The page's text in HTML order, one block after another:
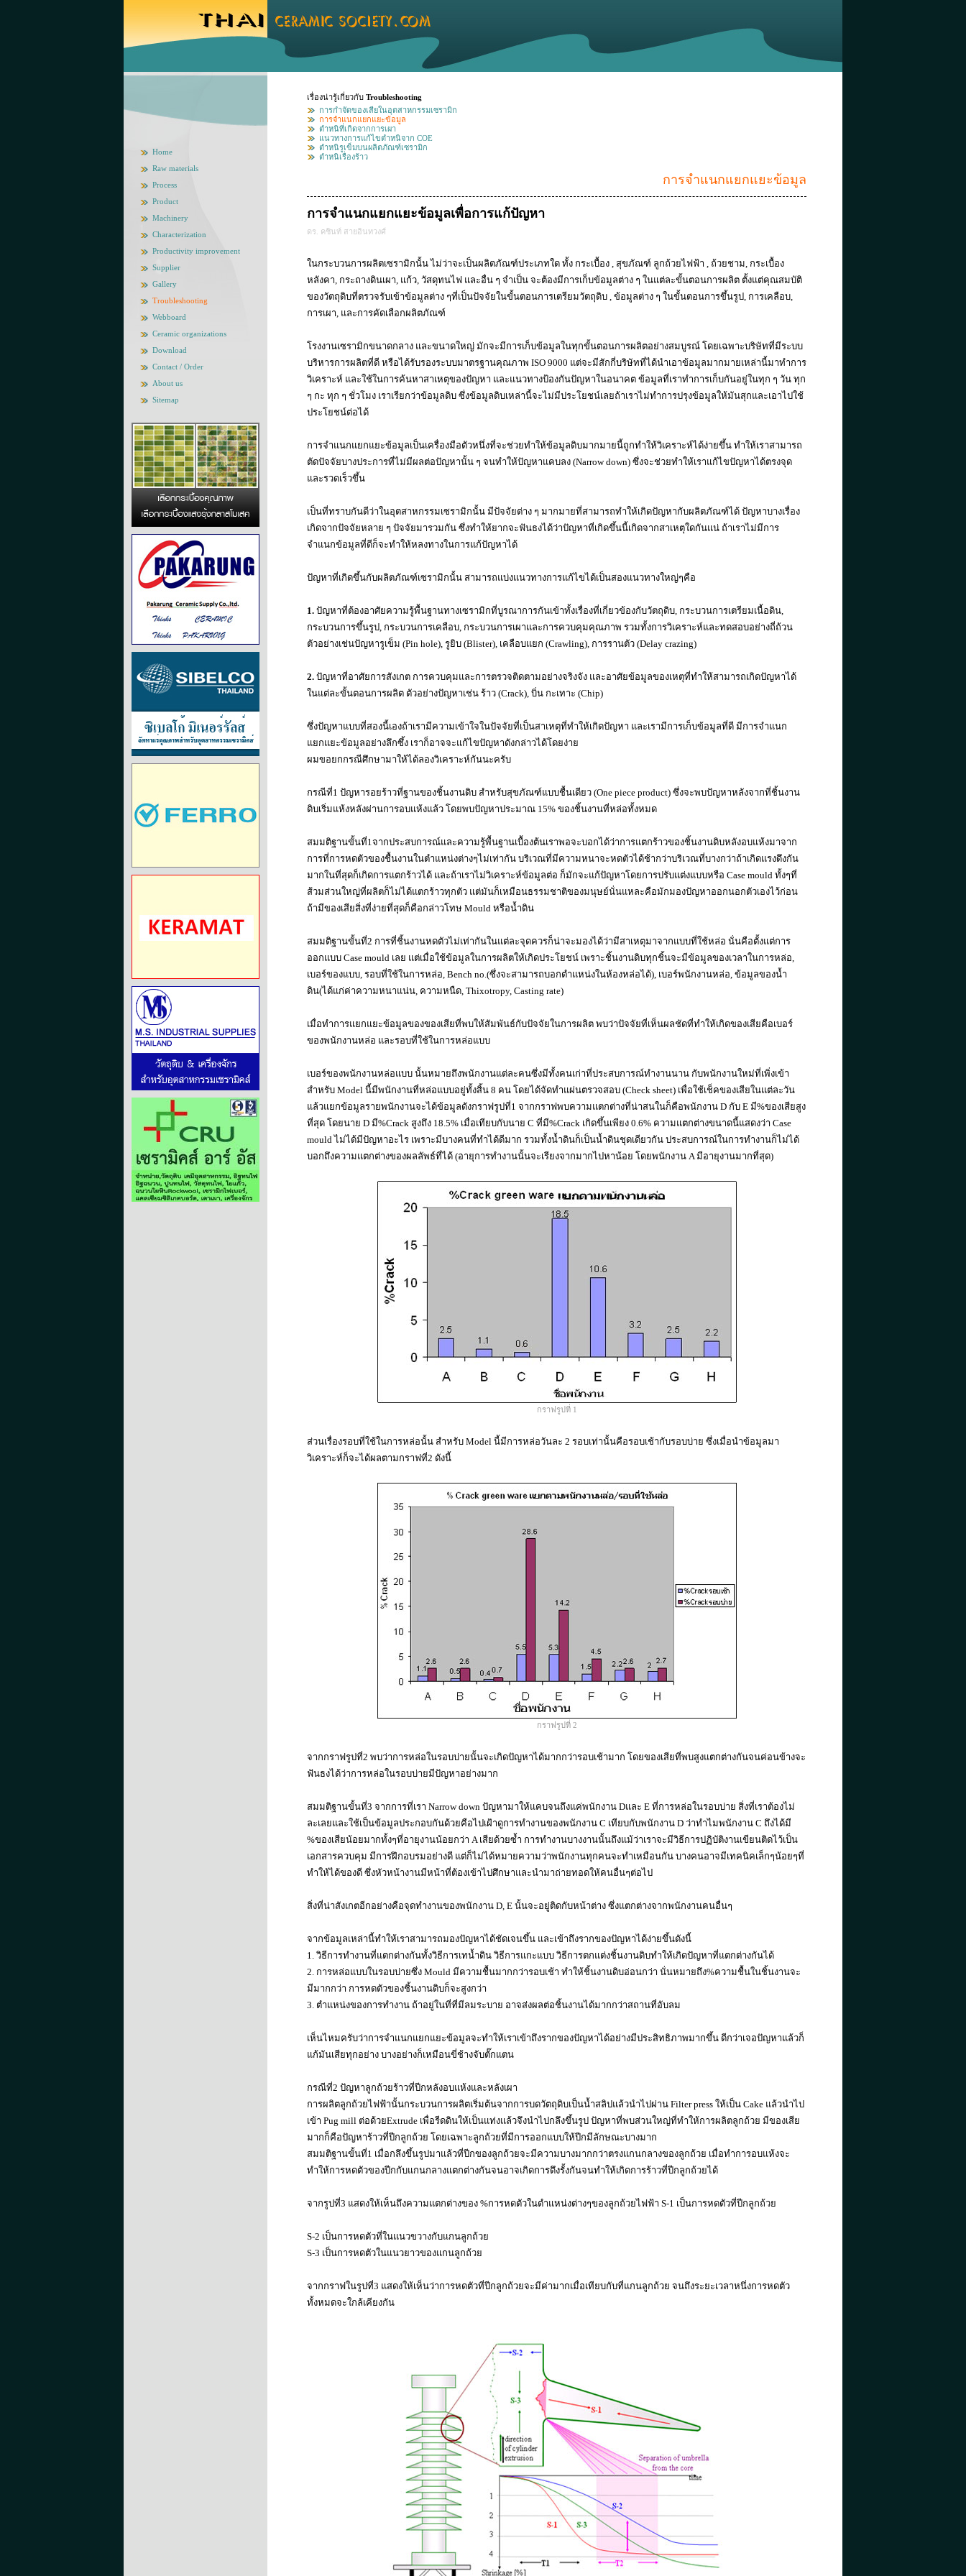
Home
Raw materials
Process
Product
Machinery
Characterization
Productivity improvement
Supplier
Gallery
Troubleshooting
Webboard
Ceramic organizations
Download
Contact / Order
About us
Sitemap
เรื่องน่ารู้เกี่ยวกับ Troubleshooting
การกำจัดของเสียในอุตสาหกรรมเซรามิก
การจำแนกแยกแยะข้อมูล
ตำหนิที่เกิดจากการเผา
แนวทางการแก้ไขตำหนิจาก COE
ตำหนิรูเข็มบนผลิตภัณฑ์เซรามิก
ตำหนิเรื่องร้าว
การจำแนกแยกแยะข้อมูล
การจำแนกแยกแยะข้อมูลเพื่อการแก้ปัญหา
ดร. คชินท์ สายอินทวงศ์
ในกระบวนการผลิตเซรามิกนั้น ไม่ว่าจะเป็นผลิตภัณฑ์ประเภทใด ทั้ง กระเบื้อง , สุขภัณฑ์ ลูกถ้วยไฟฟ้า , ถ้วยชาม, กระเบื้อง
หลังคา, กระถางดินเผา, แก้ว, วัสดุทนไฟ และอื่น ๆ จำเป็น จะต้องมีการเก็บข้อมูลต่าง ๆ ในแต่ละขั้นตอนการผลิต ตั้งแต่คุณสมบัติ
ของวัตถุดิบที่ตรวจรับเข้าข้อมูลต่าง ๆที่เป็นปัจจัยในขั้นตอนการเตรียมวัตถุดิบ , ข้อมูลต่าง ๆ ในขั้นตอนการขึ้นรูป, การเคลือบ,
การเผา, และการคัดเลือกผลิตภัณฑ์
โรงงานเซรามิกขนาดกลาง และขนาดใหญ่ มักจะมีการเก็บข้อมูลในทุกขั้นตอนการผลิตอย่างสมบูรณ์ โดยเฉพาะบริษัทที่มีระบบ
บริหารการผลิตที่ดี หรือได้รับรองระบบมาตรฐานคุณภาพ ISO 9000 แต่จะมีสักกี่บริษัทที่ได้นำเอาข้อมูลมากมายเหล่านี้มาทำการ
วิเคราะห์ และใช้ในการค้นหาสาเหตุของปัญหา และแนวทางป้องกันปัญหาในอนาคต ข้อมูลที่เราทำการเก็บกันอยู่ในทุก ๆ วัน ทุก
ๆ กะ ทุก ๆ ชั่วโมง เราเรียกว่าข้อมูลดิบ ซึ่งข้อมูลดิบเหล่านี้จะไม่มีประโยชน์เลยถ้าเราไม่ทำการปรุงข้อมูลให้มันสุกและเอาไปใช้
ประโยชน์ต่อได้
การจำแนกแยกแยะข้อมูลเป็นเครื่องมือตัวหนึ่งที่จะช่วยทำให้ข้อมูลดิบมากมายนี้ถูกทำให้วิเคราะห์ได้ง่ายขึ้น ทำให้เราสามารถ
ตัดปัจจัยบางประการที่ไม่มีผลต่อปัญหานั้น ๆ จนทำให้ปัญหาแคบลง (Narrow down) ซึ่งจะช่วยทำให้เราแก้ไขปัญหาได้ตรงจุด
และรวดเร็วขึ้น
เป็นที่ทราบกันดีว่าในอุตสาหกรรมเซรามิกนั้น มีปัจจัยต่าง ๆ มากมายที่สามารถทำให้เกิดปัญหากับผลิตภัณฑ์ได้ ปัญหาบางเรื่อง
เกิดจากปัจจัยหลาย ๆ ปัจจัยมารวมกัน ซึ่งทำให้ยากจะฟันธงได้ว่าปัญหาที่เกิดขึ้นนี้เกิดจากสาเหตุใดกันแน่ ถ้าเราไม่มีการ
จำแนกข้อมูลที่ดีก็จะทำให้หลงทางในการแก้ปัญหาได้
ปัญหาที่เกิดขึ้นกับผลิตภัณฑ์เซรามิกนั้น สามารถแบ่งแนวทางการแก้ไขได้เป็นสองแนวทางใหญ่ๆคือ
1. ปัญหาที่ต้องอาศัยความรู้พื้นฐานทางเซรามิกที่บูรณาการกันเข้าทั้งเรื่องที่เกี่ยวข้องกับวัตถุดิบ, กระบวนการเตรียมเนื้อดิน,
กระบวนการขึ้นรูป, กระบวนการเคลือบ, กระบวนการเผาและการควบคุมคุณภาพ รวมทั้งการวิเคราะห์และทดสอบอย่างถี่ถ้วน
ตัวอย่างเช่นปัญหารูเข็ม (Pin hole), รูยิบ (Blister), เคลือบแยก (Crawling), การรานตัว (Delay crazing)
2. ปัญหาที่อาศัยการสังเกต การควบคุมและการตรวจติดตามอย่างจริงจัง และอาศัยข้อมูลของเหตุที่ทำให้สามารถเกิดปัญหาได้
ในแต่ละขั้นตอนการผลิต ตัวอย่างปัญหาเช่น ร้าว (Crack), บิ่น กะเทาะ (Chip)
ซึ่งปัญหาแบบที่สองนี้เองถ้าเรามีความเข้าใจในปัจจัยที่เป็นสาเหตุที่ทำให้เกิดปัญหา และเรามีการเก็บข้อมูลที่ดี มีการจำแนก
แยกแยะข้อมูลอย่างลึกซึ้ง เราก็อาจจะแก้ไขปัญหาดังกล่าวได้โดยง่าย
ผมขอยกกรณีศึกษามาให้ได้ลองวิเคราะห์กันนะครับ
กรณีที่1 ปัญหารอยร้าวที่ฐานของชิ้นงานดิบ สำหรับสุขภัณฑ์แบบชื้นเดียว (One piece product) ซึ่งจะพบปัญหาหลังจากที่ชิ้นงาน
ดิบเริ่มแห้งหลังผ่านการอบแห้งแล้ว โดยพบปัญหาประมาณ 15% ของชิ้นงานที่หล่อทั้งหมด
สมมติฐานขั้นที่1จากประสบการณ์และความรู้พื้นฐานเบื้องต้นเราพอจะบอกได้ว่าการแตกร้าวของชิ้นงานดิบหลังอบแห้งมาจาก
การที่การหดตัวของชื้นงานในตำแหน่งต่างๆไม่เท่ากัน บริเวณที่มีความหนาจะหดตัวได้ช้ากว่าบริเวณที่บางกว่าถ้าเกิดแรงดึงกัน
มากในที่สุดก็เกิดการแตกร้าวได้ และถ้าเราไม่วิเคราะห์ข้อมูลต่อ ก็มักจะแก้ปัญหาโดยการปรับแต่งแบบหรือ Case mould ทั้งๆที่
ส้วมส่วนใหญ่ที่ผลิตก็ไม่ได้แตกร้าวทุกตัว แต่มันก็เหมือนธรรมชาติของมนุษย์นั่นแหละคือมักมองปัญหาออกนอกตัวเองไว้ก่อน
ถ้ามีของเสียสิ่งที่ง่ายที่สุดก็คือกล่าวโทษ Mould หรือน้ำดิน
สมมติฐานขั้นที่2 การที่ชิ้นงานหดตัวไม่เท่ากันในแต่ละจุดควรก็น่าจะมองได้ว่ามีสาเหตุมาจากแบบที่ใช้หล่อ นั่นคือตั้งแต่การ
ออกแบบ Case mould เลย แต่เมื่อใช้ข้อมูลในการผลิตให้เกิดประโยชน์ เพราะชิ้นงานดิบทุกชิ้นจะมีข้อมูลของเวลาในการหล่อ,
เบอร์ของแบบ, รอบที่ใช้ในการหล่อ, Bench no.(ซึ่งจะสามารถบอกตำแหน่งในห้องหล่อได้), เบอร์พนักงานหล่อ, ข้อมูลของน้ำ
ดิน(ได้แก่ค่าความหนาแน่น, ความหนืด, Thixotropy, Casting rate)
เมื่อทำการแยกแยะข้อมูลของของเสียที่พบให้สัมพันธ์กับปัจจัยในการผลิต พบว่าปัจจัยที่เห็นผลชัดที่ทำให้เกิดของเสียคือเบอร์
ของพนักงานหล่อ และรอบที่ใช้ในการหล่อแบบ
เบอร์ของพนักงานหล่อแบบ นั้นหมายถึงพนักงานแต่ละคนซึ่งมีทั้งคนเก่าที่ประสบการณ์ทำงานนาน กับพนักงานใหม่ที่เพิ่งเข้า
สำหรับ Model นี้มีพนักงานที่หล่อแบบอยู่ทั้งสิ้น 8 คน โดยได้จัดทำแผ่นตรวจสอบ (Check sheet) เพื่อใช้เช็คของเสียในแต่ละวัน
แล้วแยกข้อมูลรายพนักงานจะได้ข้อมูลดังกราฟรูปที่1 จากกราฟพบความแตกต่างที่น่าสนในก็คือพนักงาน D กับ E มี%ของเสียสูง
ที่สุด โดยนาย D มี%Crack สูงถึง 18.5% เมื่อเทียบกับนาย C ที่มี%Crack เกิดขึ้นเพียง 0.6% ความแตกต่างขนาดนี้แสดงว่า Case
mould ไม่ได้มีปัญหาอะไร เพราะมีบางคนที่ทำได้ดีมาก รวมทั้งน้ำดินก็เป็นน้ำดินชุดเดียวกัน ประสบการณ์ในการทำงานก็ไม่ได้
บอกถึงความแตกต่างของผลลัพธ์ที่ได้ (อายุการทำงานนั้นจะเรียงจากมากไปหาน้อย โดยพนักงาน A มีอายุงานมากที่สุด)
กราฟรูปที่ 1
ส่วนเรื่องรอบที่ใช้ในการหล่อนั้น สำหรับ Model นี้มีการหล่อวันละ 2 รอบเท่านั้นคือรอบเช้ากับรอบบ่าย ซึ่งเมื่อนำข้อมูลมา
วิเคราะห์ก็จะได้ผลตามกราฟที่2 ดังนี้
กราฟรูปที่ 2
จากกราฟรูปที่2 พบว่าการหล่อในรอบบ่ายนั้นจะเกิดปัญหาได้มากกว่ารอบเช้ามาก โดยของเสียที่พบสูงแตกต่างกันจนค่อนข้างจะ
ฟันธงได้ว่าการหล่อในรอบบ่ายมีปัญหาอย่างมาก
สมมติฐานขั้นที่3 จากการที่เรา Narrow down ปัญหามาให้แคบจนถึงแค่พนักงาน Dและ E ที่การหล่อในรอบบ่าย สิ่งที่เราต้องไม่
ละเลยและใช้เป็นข้อมูลประกอบกันด้วยคือไปเฝ้าดูการทำงานของพนักงาน C เทียบกับพนักงาน D ว่าทำไมพนักงาน C ถึงได้มี
%ของเสียน้อยมากทั้งๆที่อายุงานน้อยกว่า A เสียด้วยซ้ำ การทำงานบางงานนั้นถึงแม้ว่าเราจะมีวิธีการปฏิบัติงานเขียนติดไว้เป็น
เอกสารควบคุม มีการฝึกอบรมอย่างดี แต่ก็ไม่ได้หมายความว่าพนักงานทุกคนจะทำเหมือนกัน บางคนอาจมีเทคนิคเล็กๆน้อยๆที่
ทำให้ได้ของดี ซึ่งหัวหน้างานมีหน้าที่ต้องเข้าไปศึกษาและนำมาถ่ายทอดให้คนอื่นๆต่อไป
สิ่งที่น่าสังเกตอีกอย่างคือจุดทำงานของพนักงาน D, E นั้นจะอยู่ติดกับหน้าต่าง ซึ่งแตกต่างจากพนักงานคนอื่นๆ
จากข้อมูลเหล่านี้ทำให้เราสามารถมองปัญหาได้ชัดเจนขึ้น และเข้าถึงรากของปัญหาได้ง่ายขึ้นดังนี้
1. วิธีการทำงานที่แตกต่างกันทั้งวิธีการเทน้ำดิน วิธีการแกะแบบ วิธีการตกแต่งชิ้นงานดิบทำให้เกิดปัญหาที่แตกต่างกันได้
2. การหล่อแบบในรอบบ่ายซึ่ง Mould มีความชื้นมากกว่ารอบเช้า ทำให้ชิ้นงานดิบอ่อนกว่า นั่นหมายถึง%ความชื้นในชิ้นงานจะ
มีมากกว่า การหดตัวของชิ้นงานดิบก็จะสูงกว่า
3. ตำแหน่งของการทำงาน ถ้าอยู่ในที่ที่มีลมระบาย อาจส่งผลต่อชิ้นงานได้มากกว่าสถานที่อับลม
เห็นไหมครับว่าการจำแนกแยกแยะข้อมูลจะทำให้เราเข้าถึงรากของปัญหาได้อย่างมีประสิทธิภาพมากขึ้น ดีกว่าเจอปัญหาแล้วก็
แก้มันเสียทุกอย่าง บางอย่างก็เหมือนขี่ช้างจับตั๊กแตน
กรณีที่2 ปัญหาลูกถ้วยร้าวที่ปีกหลังอบแห้งและหลังเผา
การผลิตลูกถ้วยไฟฟ้านั้นกระบวนการผลิตเริ่มต้นจากการบดวัตถุดิบเป็นน้ำสลิปแล้วนำไปผ่าน Filter press ให้เป็น Cake แล้วนำไป
เข้า Pug mill ต่อด้วยExtrude เพื่อรีดดินให้เป็นแท่งแล้วจึงนำไปกลึงขึ้นรูป ปัญหาที่พบส่วนใหญ่ที่ทำให้การผลิตลูกถ้วย มีของเสีย
มากก็คือปัญหาร้าวที่ปีกลูกถ้วย โดยเฉพาะลูกถ้วยที่มีการออกแบบให้ปีกมีลักษณะบางมาก
สมมติฐานขั้นที่1 เมื่อกลึงขึ้นรูปมาแล้วที่ปีกของลูกถ้วยจะมีความบางมากกว่าตรงแกนกลางของลูกถ้วย เมื่อทำการอบแห้งจะ
ทำให้การหดตัวของปีกกับแกนกลางแตกต่างกันจนอาจเกิดการดึงรั้งกันจนทำให้เกิดการร้าวที่ปีกลูกถ้วยได้
จากรูปที่3 แสดงให้เห็นถึงความแตกต่างของ %การหดตัวในตำแหน่งต่างๆของลูกถ้วยไฟฟ้า S-1 เป็นการหดตัวที่ปีกลูกถ้วย
S-2 เป็นการหดตัวที่ในแนวขวางกับแกนลูกถ้วย
S-3 เป็นการหดตัวในแนวยาวของแกนลูกถ้วย
จากกราฟในรูปที่3 แสดงให้เห็นว่าการหดตัวที่ปีกลูกถ้วยจะมีค่ามากเมื่อเทียบกับที่แกนลูกถ้วย จนถึงระยะเวลาหนึ่งการหดตัว
ทั้งหมดจะใกล้เคียงกัน